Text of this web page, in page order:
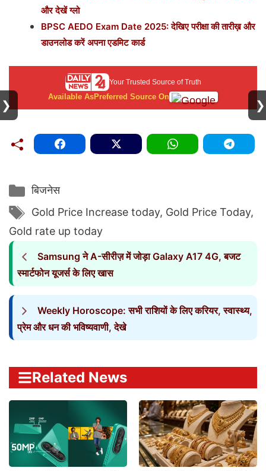
और देखें ग्लो
BPSC AEDO Exam Date 2025: देखिए परीक्षा की तारीख़ और
डाउनलोड करें अपना एडमिट कार्ड
Your Trusted Source of Truth
Available AsPreferred Source On
Categories
बिजनेस
Tags
Gold Price Increase today, Gold Price Today,
Gold rate up today
Samsung ने A-सीरीज़ में जोड़ा Galaxy A17 4G, बजट
स्मार्टफोन यूजर्स के लिए खास
Weekly Horoscope: सभी राशियों के लिए करियर, स्वास्थ्य,
प्रेम और धन की भविष्यवाणी, देखे
Related News
❯ ❯